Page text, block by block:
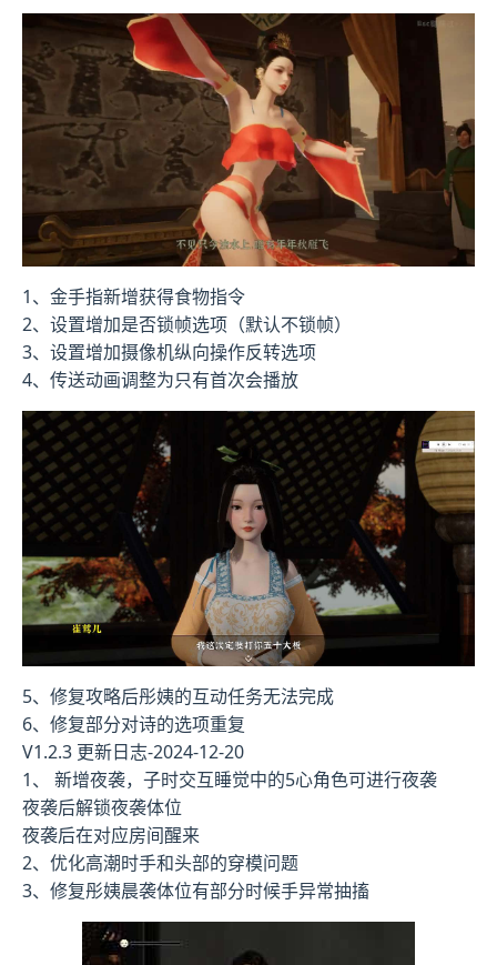
1、金手指新增获得食物指令
2、设置增加是否锁帧选项（默认不锁帧）
3、设置增加摄像机纵向操作反转选项
4、传送动画调整为只有首次会播放
5、修复攻略后彤姨的互动任务无法完成
6、修复部分对诗的选项重复
V1.2.3 更新日志-2024-12-20
1、 新增夜袭，子时交互睡觉中的5心角色可进行夜袭
夜袭后解锁夜袭体位
夜袭后在对应房间醒来
2、优化高潮时手和头部的穿模问题
3、修复彤姨晨袭体位有部分时候手异常抽搐